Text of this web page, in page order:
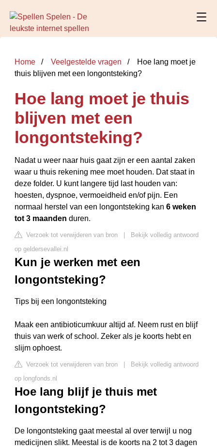
Home Veelgestelde vragen
Hoe lang moet je
thuis blijven met een longontsteking?
Hoe lang moet je thuis
blijven met een
longontsteking?
Nadat u weer naar huis gaat zijn er een aantal zaken
waar u thuis rekening mee moet houden. Dat staat in
deze folder. U kunt langere tijd last houden van:
hoesten, dyspnoe, vermoeidheid en/of pijn. Een
normaal herstel van een longontsteking kan 6 weken
tot 3 maanden duren.
Verzoek tot verwijderen van bron
Bekijk volledig antwoord
op geldersevallei.nl
Kun je werken met een
longontsteking?
Tips bij een longontsteking
Maak een antibioticumkuur altijd af. Neem rust en blijf
thuis van werk of school. Zeker als je koorts hebt en
slijm ophoest.
Verzoek tot verwijderen van bron
Bekijk volledig antwoord
op longfonds.nl
Hoe lang blijf je thuis met
longontsteking?
De longontsteking gaat meestal al over terwijl u nog
medicijnen slikt. Meestal is de koorts na 2 tot 3 dagen